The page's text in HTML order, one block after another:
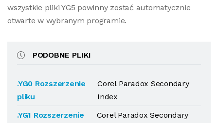
wszystkie pliki YG5 powinny zostać automatycznie
otwarte w wybranym programie.
PODOBNE PLIKI
.YG0 Rozszerzenie
pliku
Corel Paradox Secondary
Index
.YG1 Rozszerzenie
Corel Paradox Secondary